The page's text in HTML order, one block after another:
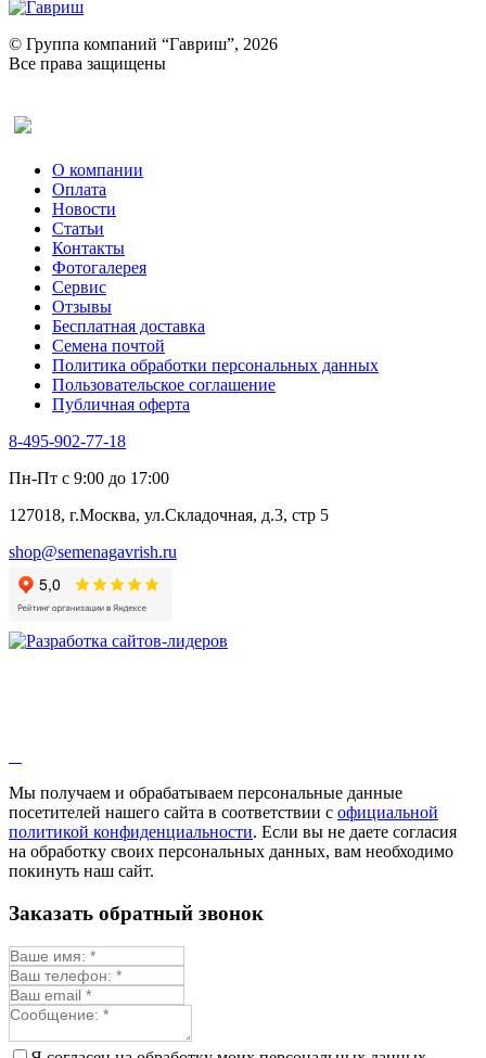
© Группа компаний “Гавриш”, 2026
Все права защищены
О компании
Оплата
Новости
Статьи
Контакты
Фотогалерея​
Сервис
Отзывы
Бесплатная доставка
Семена почтой
Политика обработки персональных данных
Пользовательское соглашение
Публичная оферта
8-495-902-77-18
Пн-Пт с 9:00 до 17:00
127018, г.Москва, ул.Складочная, д.3, стр 5
shop@semenagavrish.ru
Мы получаем и обрабатываем персональные данные
посетителей нашего сайта в соответствии с официальной
политикой конфиденциальности. Если вы не даете согласия
на обработку своих персональных данных, вам необходимо
покинуть наш сайт.
Заказать обратный звонок